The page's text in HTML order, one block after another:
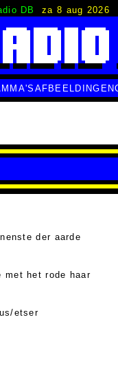
DB za 8 aug 2026
AFBEELDINGEN
der aarde
met het rode haar
etser